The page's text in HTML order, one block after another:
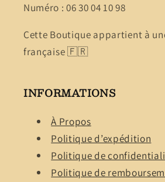
Numéro : 06 30 04 10 98
Cette Boutique appartient à
française 🇫🇷
INFORMATIONS
À Propos
Politique d’expédition
Politique de
Politique de